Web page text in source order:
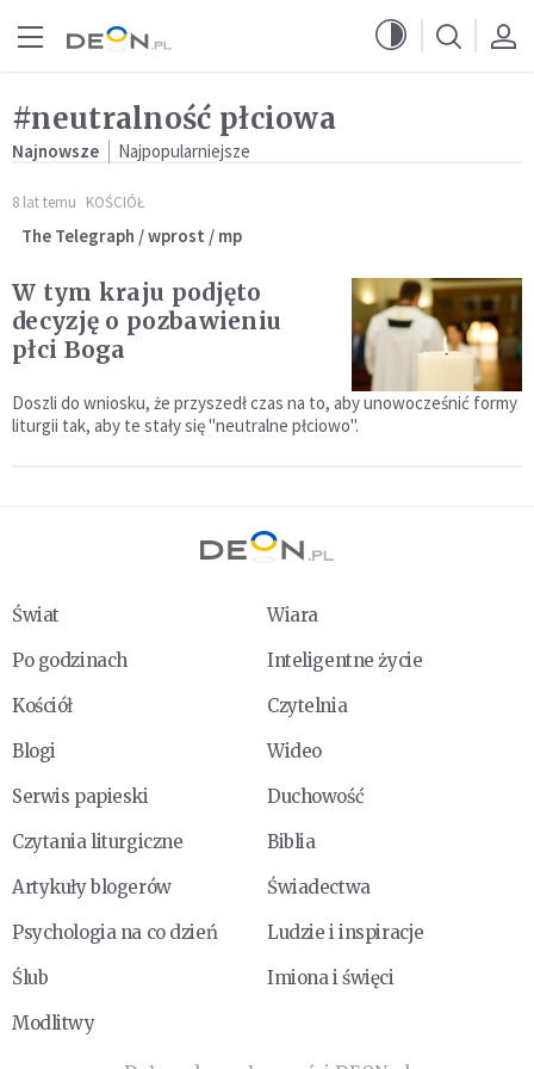
#neutralność płciowa
Najnowsze Najpopularniejsze
8 lat temu KOŚCIÓŁ
The Telegraph / wprost / mp
W tym kraju podjęto
decyzję o pozbawieniu
płci Boga
Doszli do wniosku, że przyszedł czas na to, aby unowocześnić formy
liturgii tak, aby te stały się "neutralne płciowo".
Świat
Wiara
Po godzinach
Inteligentne życie
Kościół
Czytelnia
Blogi
Wideo
Serwis papieski
Duchowość
Czytania liturgiczne
Biblia
Artykuły blogerów
Świadectwa
Psychologia na co dzień
Ludzie i inspiracje
Ślub
Imiona i święci
Modlitwy